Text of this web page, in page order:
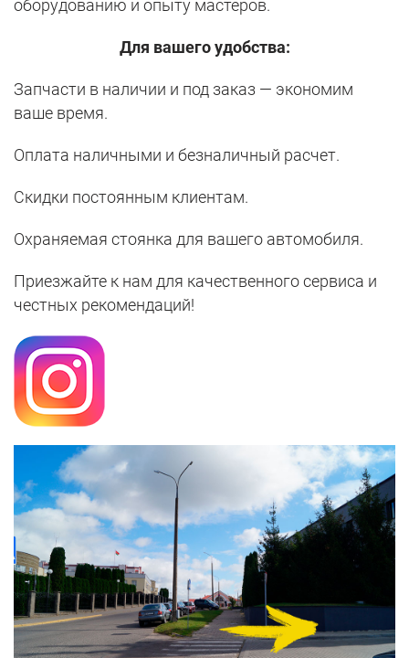
оборудованию и опыту мастеров.
Для вашего удобства:
Запчасти в наличии и под заказ — экономим
ваше время.
Оплата наличными и безналичный расчет.
Скидки постоянным клиентам.
Охраняемая стоянка для вашего автомобиля.
Приезжайте к нам для качественного сервиса и
честных рекомендаций!